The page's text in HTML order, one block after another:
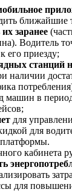
ближайшие
заранее
Водитель
его приезду;
станций
наличии
машин в
для
для
кабинета
для